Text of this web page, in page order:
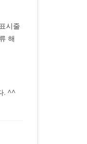
시줄
해
. ^^